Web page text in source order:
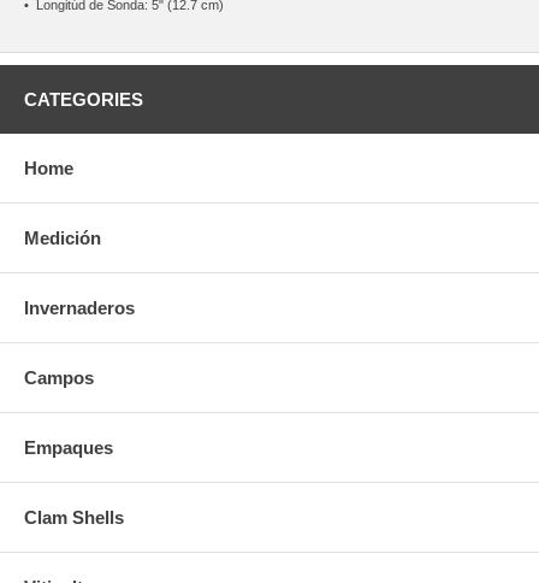
• Longitúd de Sonda: 5" (12.7 cm)
CATEGORIES
Home
Medición
Invernaderos
Campos
Empaques
Clam Shells